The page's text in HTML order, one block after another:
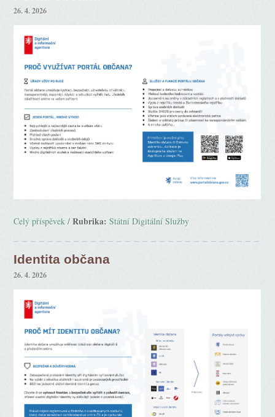
26. 4. 2026
Celý příspěvek /Rubrika: Státní Digitální Služby
Identita občana
26. 4. 2026